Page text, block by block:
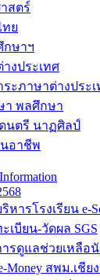
สตร์
ย
ษาฯ
งประเทศ
ะภาษาต่างประเ
า พลศึกษา
นตรี นาฏศิลป์
อาชีพ
หารโรงเรียน e-
เบียน-วัดผล SGS
รดูแลช่วยเหลือนั
Money สพม.เชีย